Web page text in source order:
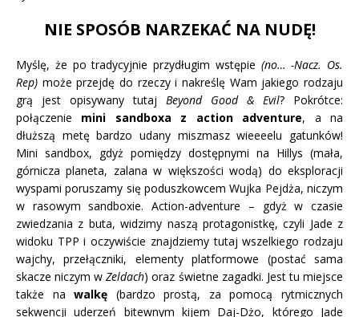
NIE SPOSÓB NARZEKAĆ NA NUDĘ!
Myślę, że po tradycyjnie przydługim wstępie (no… -Nacz. Os.
Rep) może przejdę do rzeczy i nakreślę Wam jakiego rodzaju
grą jest opisywany tutaj Beyond Good & Evil? Pokrótce:
połączenie mini sandboxa z action adventure, a na
dłuższą metę bardzo udany miszmasz wieeeelu gatunków!
Mini sandbox, gdyż pomiędzy dostępnymi na Hillys (mała,
górnicza planeta, zalana w większości wodą) do eksploracji
wyspami poruszamy się poduszkowcem Wujka Pejdża, niczym
w rasowym sandboxie. Action-adventure – gdyż w czasie
zwiedzania z buta, widzimy naszą protagonistkę, czyli Jade z
widoku TPP i oczywiście znajdziemy tutaj wszelkiego rodzaju
wajchy, przełączniki, elementy platformowe (postać sama
skacze niczym wZeldach) oraz świetne zagadki. Jest tu miejsce
także nawalkę (bardzo prostą, za pomocą rytmicznych
sekwencji uderzeń bitewnym kijem Daj-Dżo, którego Jade